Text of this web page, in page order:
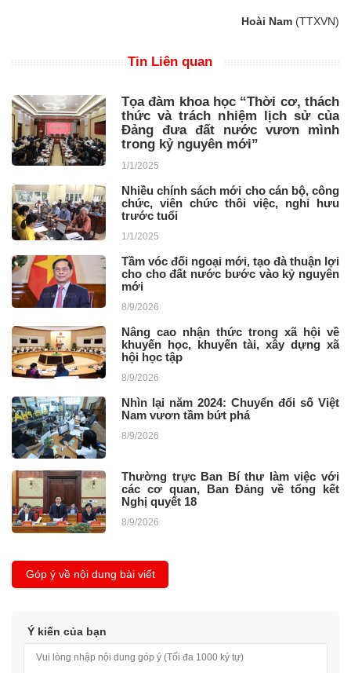
Hoài Nam (TTXVN)
Tin Liên quan
Tọa đàm khoa học “Thời cơ, thách
thức và trách nhiệm lịch sử của
Đảng đưa đất nước vươn mình
trong kỷ nguyên mới”
1/1/2025
Nhiều chính sách mới cho cán bộ, công
chức, viên chức thôi việc, nghỉ hưu
trước tuổi
1/1/2025
Tầm vóc đối ngoại mới, tạo đà thuận lợi
cho cho đất nước bước vào kỷ nguyên
mới
8/9/2026
Nâng cao nhận thức trong xã hội về
khuyến học, khuyến tài, xây dựng xã
hội học tập
8/9/2026
Nhìn lại năm 2024: Chuyển đổi số Việt
Nam vươn tầm bứt phá
8/9/2026
Thường trực Ban Bí thư làm việc với
các cơ quan, Ban Đảng về tổng kết
Nghị quyết 18
8/9/2026
Góp ý về nội dung bài viết
Ý kiến của bạn